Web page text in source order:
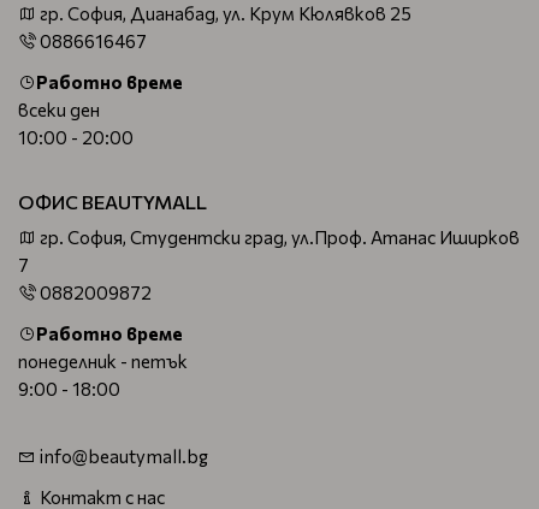
гр. София, Дианабад, ул. Крум Кюлявков 25
0886616467
Работно време
всеки ден
10:00 - 20:00
ОФИС BEAUTYMALL
гр. София, Студентски град, ул.Проф. Атанас Иширков
7
0882009872
Работно време
понеделник - петък
9:00 - 18:00
info@beautymall.bg
Контакт с нас